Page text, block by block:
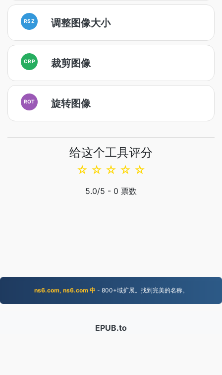
RSZ 调整图像大小
CRP 裁剪图像
ROT 旋转图像
给这个工具评分
☆
☆
☆
☆
☆
5.0/5 - 0 票数
ns6.com, ns6.com 中 - 800+域扩展。找到完美的名称。
EPUB.to